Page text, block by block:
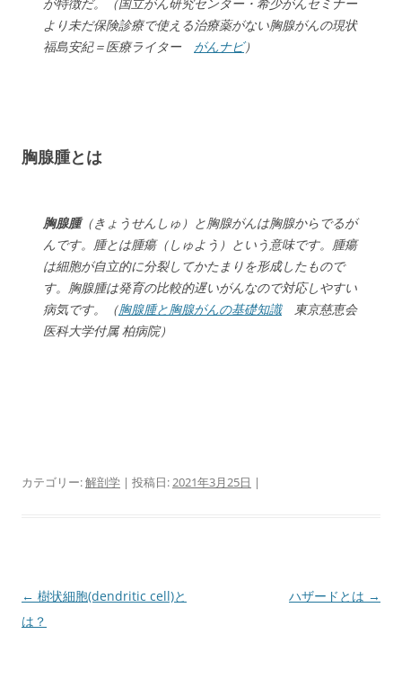
より未だ保険診療で使える治療薬がない胸腺がんの現状
福島安紀＝医療ライター がんナビ）
胸腺腫とは
胸腺腫（きょうせんしゅ）と胸腺がんは胸腺からでるが
んです。腫とは腫瘍（しゅよう）という意味です。腫瘍
は細胞が自立的に分裂してかたまりを形成したもので
す。胸腺腫は発育の比較的遅いがんなので対応しやすい
病気です。（胸腺腫と胸腺がんの基礎知識東京慈恵会
医科大学付属 柏病院）
カテゴリー:解剖学 | 投稿日:2021年3月25日 |
投
稿
← 樹状細胞(dendritic cell)と
は？
ハザードとは →